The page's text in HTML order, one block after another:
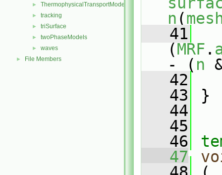
► ThermophysicalTransportModels
► tracking
► triSurface
► twoPhaseModels
► waves
► File Members
n (
   41
(MRF .
- ( n
   42
   43
}
   44
   45
   46
   47